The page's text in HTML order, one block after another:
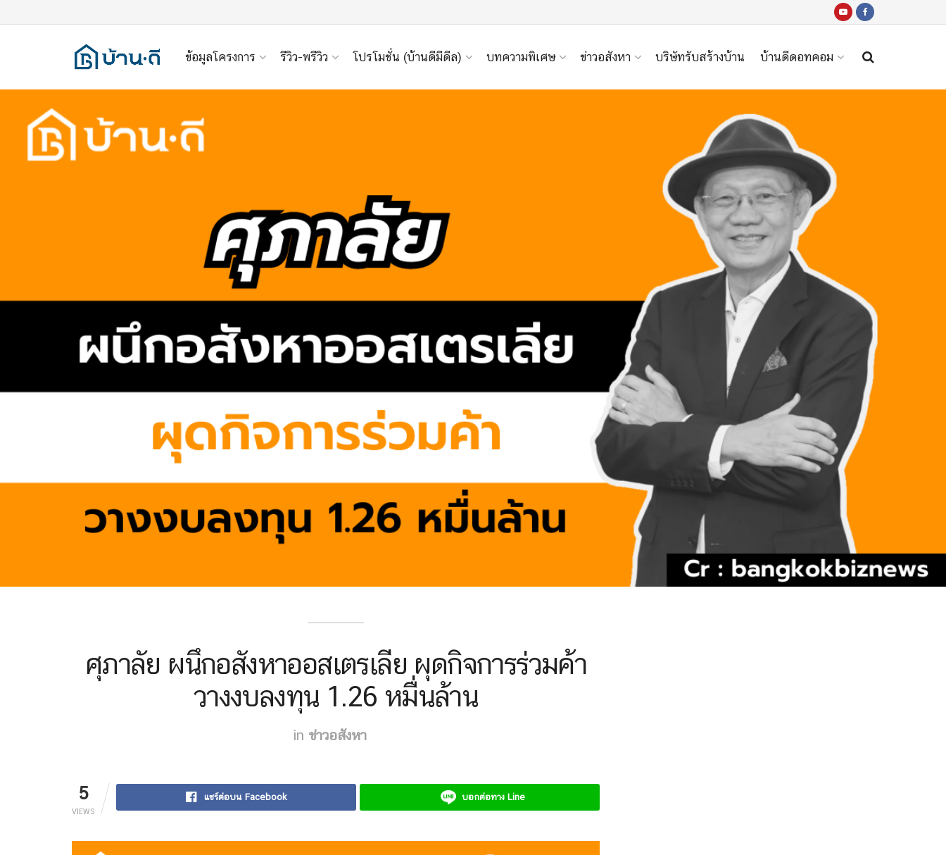
ข้อมูลโครงการ รีวิว-พรีวิว โปรโมชั่น (บ้านดีมีดีล) บทความพิเศษ ข่าวอสังหา บริษัทรับสร้างบ้าน บ้านดีดอทคอม
ศุภาลัย ผนึกอสังหาออสเตรเลีย ผุดกิจการร่วมค้า
วางงบลงทุน 1.26 หมื่นล้าน
in ข่าวอสังหา
5
VIEWS
แชร์ต่อบน Facebook บอกต่อทาง Line